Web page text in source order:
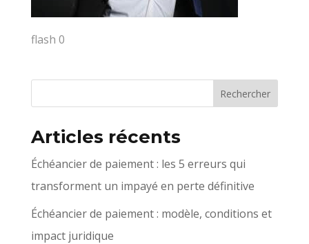
flash 0
Articles récents
Échéancier de paiement : les 5 erreurs qui
transforment un impayé en perte définitive
Échéancier de paiement : modèle, conditions et
impact juridique